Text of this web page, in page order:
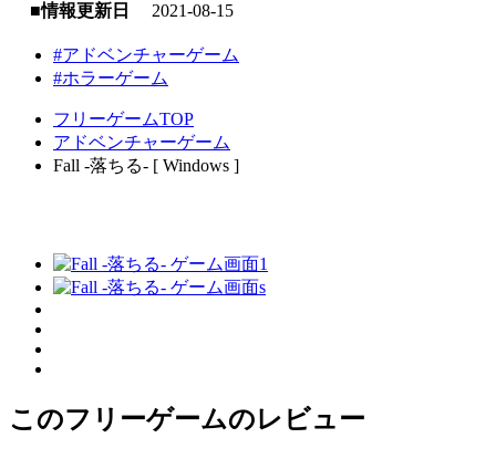
■情報更新日
2021-08-15
#アドベンチャーゲーム
#ホラーゲーム
フリーゲームTOP
アドベンチャーゲーム
Fall -落ちる- [ Windows ]
このフリーゲームのレビュー